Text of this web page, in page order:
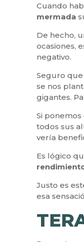
Cuando
mermada
De hecho,
ocasiones,
negativo.
Seguro
se nos
gigantes.
Si
todos sus
vería
Es lógico
Justo es
esa